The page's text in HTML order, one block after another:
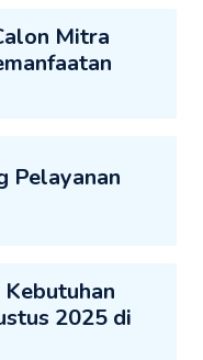
Mitra
Pelayanan
2025 di